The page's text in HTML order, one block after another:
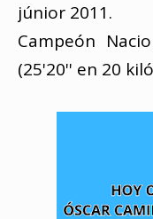
júnior 2011.
Campeón
(25'20'' en 20